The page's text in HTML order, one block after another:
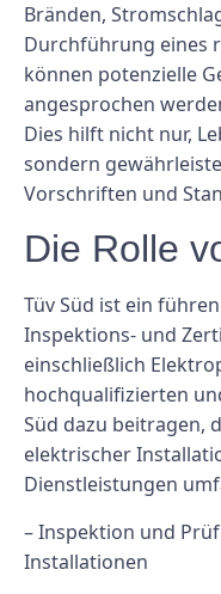
Bränden,
Durchführung eines
können potenzielle
angesprochen
Dies hilft nicht nur,
sondern
Vorschriften und
Die Rolle
Tüv Süd ist ein
Inspektions- und
einschließlich
hochqualifizierten
Süd dazu beitragen,
elektrischer
Dienstleistungen
– Inspektion und
Installationen